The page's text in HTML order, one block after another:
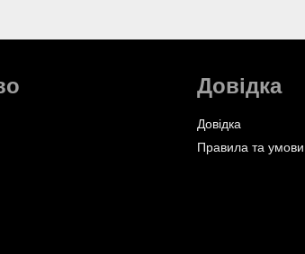
Довідка
Довідка
Правила та умови